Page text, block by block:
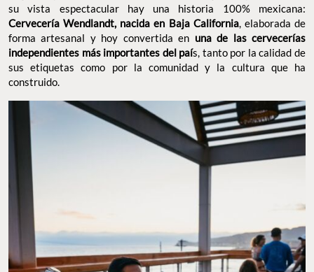
experiencia. Después de visitarlo, entendí por qué muchos lo
consideran uno de los mejores spots cerveceros de México. Lo
mejor es que detrás de su vista espectacular hay una historia
100% mexicana:Cervecería Wendlandt, nacida en Baja
California, elaborada de forma artesanal y hoy convertida en
una de las cervecerías independientes más importantes del
comunidad y la cultura que ha construido.